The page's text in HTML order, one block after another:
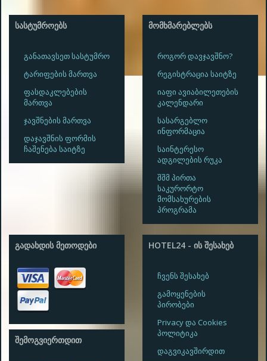
ᲡᲐᲡᲢᲣᲛᲠᲝᲔᲑᲡ
განათავსეთ სასტუმრო
ტარიფების მართვა
ფასდაკლებების
მართვა
ჯავშნების მართვა
დაჯავშნის ფორმის
ჩაშენება საიტზე
ᲛᲝᲛᲮᲛᲐᲠᲔᲑᲚᲔᲑᲡ
როგორ დავჯავშნო?
რეგისტრაცია საიტზე
იაფი ავიაბილეთების
კალენდარი
სასარგებლო
ინფორმაცია
საინტერესო
ადგილების რუკა
შშმ პირთა
საკურორტო
მომსახურების
პროგრამა
ᲒᲐᲓᲐᲮᲓᲘᲡ ᲛᲔᲗᲝᲓᲔᲑᲘ
ᲨᲔᲛᲝᲒᲕᲘᲔᲠᲗᲓᲘᲗ
HOTEL24 - ᲘᲡ ᲨᲔᲡᲐᲮᲔᲑ
ჩვენს შესახებ
გამოყენების
პირობები
Privacy და Cookies
პოლიტიკა
დაგვიკავშირდით